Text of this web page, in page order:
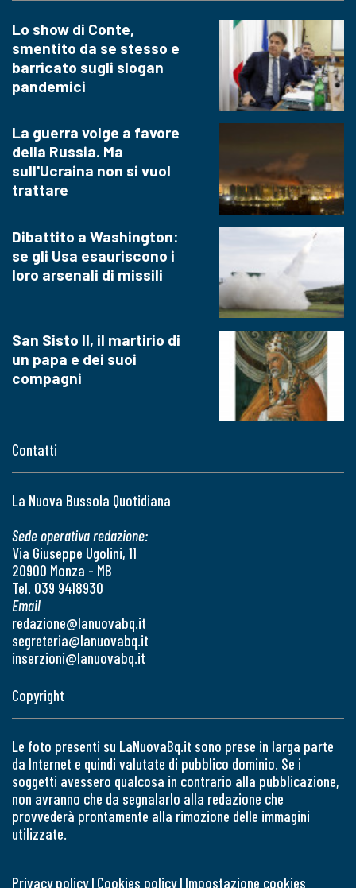
Contatti
La Nuova Bussola Quotidiana
Sede operativa redazione:
Via Giuseppe Ugolini, 11
20900 Monza - MB
Tel. 039 9418930
Email
redazione@lanuovabq.it
segreteria@lanuovabq.it
inserzioni@lanuovabq.it
Lo show di Conte,
smentito da se stesso e
barricato sugli slogan
pandemici
La guerra volge a favore
della Russia. Ma
sull'Ucraina non si vuol
trattare
Dibattito a Washington:
se gli Usa esauriscono i
loro arsenali di missili
San Sisto II, il martirio di
un papa e dei suoi
compagni
Copyright
Le foto presenti su LaNuovaBq.it sono prese in larga parte
da Internet e quindi valutate di pubblico dominio. Se i
soggetti avessero qualcosa in contrario alla pubblicazione,
non avranno che da segnalarlo alla redazione che
provvederà prontamente alla rimozione delle immagini
utilizzate.
Privacy policy| Cookies policy| Impostazione cookies